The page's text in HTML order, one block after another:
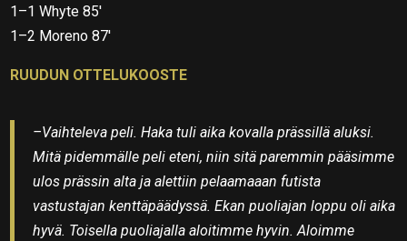
1–1 Whyte 85′
1–2 Moreno 87′
RUUDUN OTTELUKOOSTE
–Vaihteleva peli. Haka tuli aika kovalla prässillä aluksi.
Mitä pidemmälle peli eteni, niin sitä paremmin pääsimme
ulos prässin alta ja alettiin pelaamaaan futista
vastustajan kenttäpäädyssä. Ekan puoliajan loppu oli aika
hyvä. Toisella puoliajalla aloitimme hyvin. Aloimme